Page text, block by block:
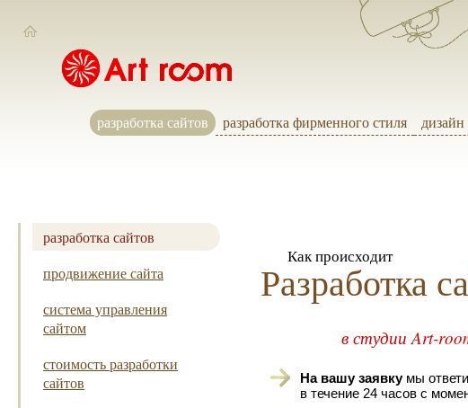
разработка сайтов разработка фирменного стиля
разработка сайтов
продвижение сайта
система управления
сайтом
стоимость разработки
сайтов
Как происходит
Разработка
в студии Art-
На вашу заявкумы
в течение 24 часов с